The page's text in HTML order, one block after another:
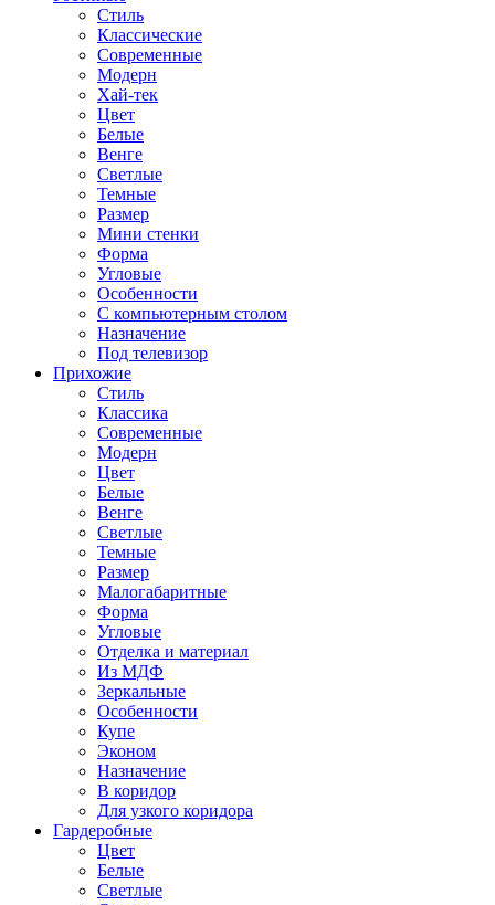
Стиль
Классические
Современные
Модерн
Хай-тек
Цвет
Белые
Венге
Светлые
Темные
Размер
Мини стенки
Форма
Угловые
Особенности
С компьютерным столом
Назначение
Под телевизор
Прихожие
Стиль
Классика
Современные
Модерн
Цвет
Белые
Венге
Светлые
Темные
Размер
Малогабаритные
Форма
Угловые
Отделка и материал
Из МДФ
Зеркальные
Особенности
Купе
Эконом
Назначение
В коридор
Для узкого коридора
Гардеробные
Цвет
Белые
Светлые